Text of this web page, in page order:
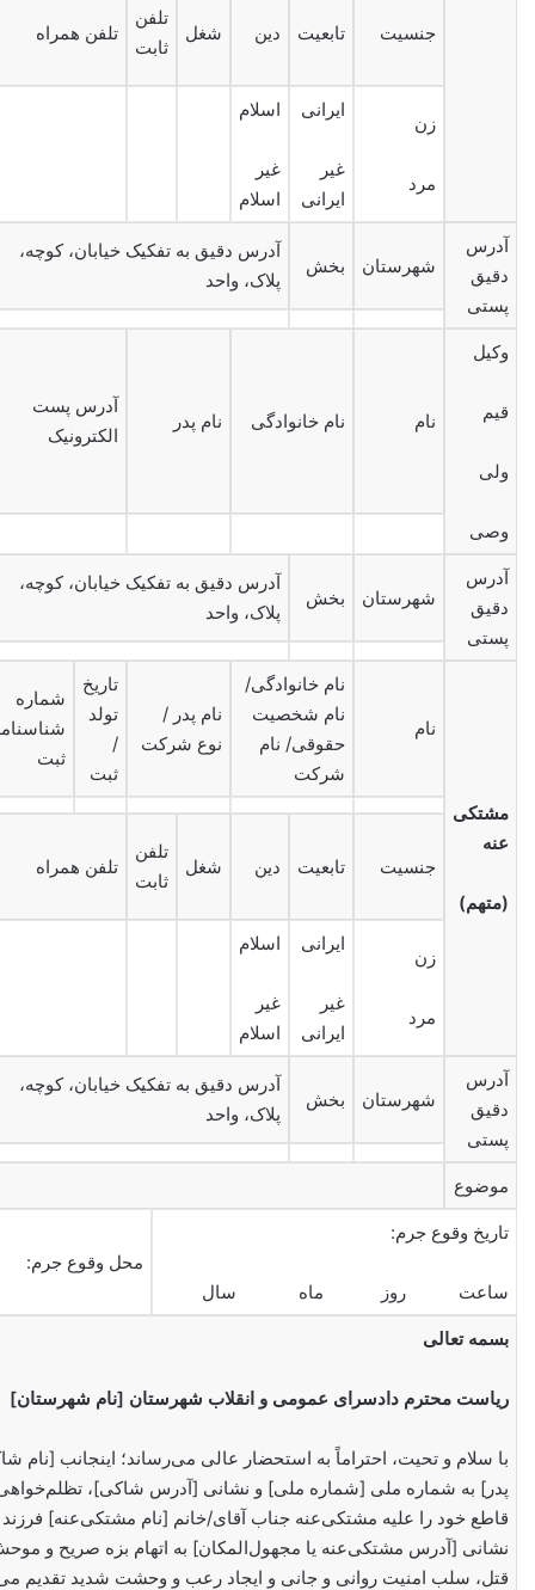
جنسیت تابعیت دین شغل
تلفن
ثابت
تلفن همراه
زن
مرد
ایرانی
غیر
ایرانی
اسلام
غیر
اسلام
آدرس
دقیق
پستی
شهرستان بخش
آدرس دقیق به تفکیک خیابان، کوچه،
پلاک، واحد
وکیل
قیم
ولی
وصی
نام نام خانوادگی نام پدر
آدرس پست
الکترونیک
آدرس
دقیق
پستی
شهرستان بخش
آدرس دقیق به تفکیک خیابان، کوچه،
پلاک، واحد
مشتکی
عنه
(متهم)
نام
نام خانوادگی/
نام شخصیت
حقوقی/ نام
شرکت
نام پدر /
نوع شرکت
تاریخ
تولد
/
ثبت
شماره
ثبت
جنسیت تابعیت دین شغل
تلفن
ثابت
تلفن همراه
زن
مرد
ایرانی
غیر
ایرانی
اسلام
غیر
اسلام
آدرس
دقیق
پستی
شهرستان بخش
آدرس دقیق به تفکیک خیابان، کوچه،
پلاک، واحد
موضوع
تاریخ وقوع جرم:
ساعت روز ماه سال
محل وقوع جرم:
بسمه تعالی
ریاست محترم دادسرای عمومی و انقلاب شهرستان [نام شهرستان]
با سلام و تحیت، احتراماً به استحضار عالی می‌رساند؛ اینجانب [نام
پدر] به شماره ملی [شماره ملی] و نشانی [آدرس شاکی]،
قاطع خود را علیه مشتکی‌عنه جناب آقای/خانم [نام مشتکی‌عنه] فرزند
نشانی [آدرس مشتکی‌عنه یا مجهول‌المکان] به اتهام بزه صریح و
قتل، سلب امنیت روانی و جانی و ایجاد رعب و وحشت شدید تقدیم